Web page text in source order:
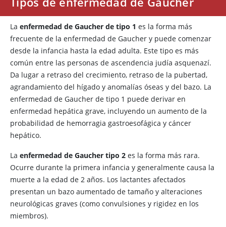
La enfermedad de Gaucher de tipo 1 es la forma más
frecuente de la enfermedad de Gaucher y puede comenzar
desde la infancia hasta la edad adulta. Este tipo es más
común entre las personas de ascendencia judía asquenazí.
Da lugar a retraso del crecimiento, retraso de la pubertad,
agrandamiento del hígado y anomalías óseas y del bazo. La
enfermedad de Gaucher de tipo 1 puede derivar en
enfermedad hepática grave, incluyendo un aumento de la
probabilidad de hemorragia gastroesofágica y cáncer
hepático.
La enfermedad de Gaucher tipo 2 es la forma más rara.
Ocurre durante la primera infancia y generalmente causa la
muerte a la edad de 2 años. Los lactantes afectados
presentan un bazo aumentado de tamaño y alteraciones
neurológicas graves (como convulsiones y rigidez en los
miembros).